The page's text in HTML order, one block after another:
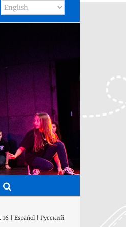
16 | Español | Русский